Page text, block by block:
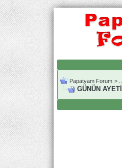
Papatyam Forum >
GÜNÜN AYETİ